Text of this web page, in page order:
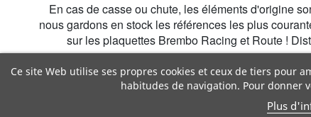
Ce site Web utilise ses propres cookies et ceux de tiers pour
habitudes de navigation. Pour donner
Plus
En cas de casse ou chute, les éléments d'origine
nous gardons en stock les références les plus
sur les plaquettes Brembo Racing et Route !